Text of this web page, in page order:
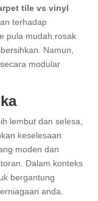
tile vs vinyl
terhadap
pula mudah rosak
Namun,
modular
lembut dan selesa,
keselesaan
moden dan
Dalam konteks
bergantung
anda.